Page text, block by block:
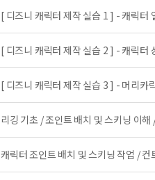
[ 디즈니 캐릭터 제작 실습 1 ] - 캐릭터
[ 디즈니 캐릭터 제작 실습 2 ] - 캐릭터
[ 디즈니 캐릭터 제작 실습 3 ] - 머리카
리깅 기초 / 조인트 배치 및 스키닝 이해
캐릭터 조인트 배치 및 스키닝 작업 /